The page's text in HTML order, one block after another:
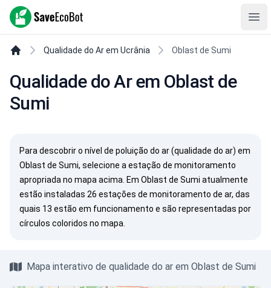
SaveEcoBot
Qualidade do Ar em Ucrânia Oblast de Sumi
Qualidade do Ar em Oblast de
Sumi
Para descobrir o nível de poluição do ar (qualidade do ar) em
Oblast de Sumi, selecione a estação de monitoramento
apropriada no mapa acima. Em Oblast de Sumi atualmente
estão instaladas 26 estações de monitoramento de ar, das
quais 13 estão em funcionamento e são representadas por
círculos coloridos no mapa.
Mapa interativo de qualidade do ar em Oblast de Sumi